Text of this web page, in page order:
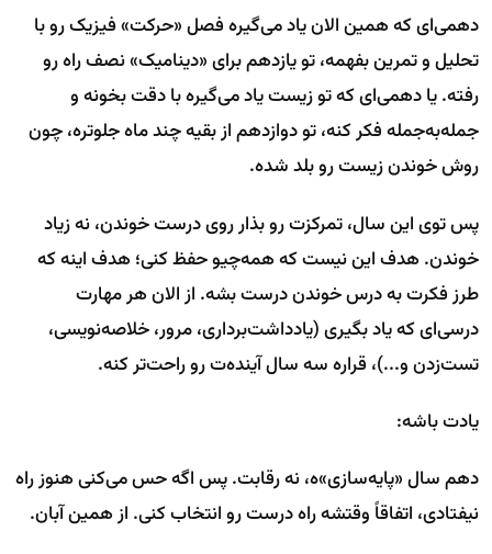
دهمی‌ای که همین الان یاد می‌گیره فصل «حرکت» فیزیک رو با
تحلیل و تمرین بفهمه، تو یازدهم برای «دینامیک» نصف راه رو
رفته. یا دهمی‌ای که تو زیست یاد می‌گیره با دقت بخونه و
جمله‌به‌جمله فکر کنه، تو دوازدهم از بقیه چند ماه جلوتره، چون
روش خوندن زیست رو بلد شده.
پس توی این سال، تمرکزت رو بذار روی درست خوندن، نه زیاد
خوندن. هدف این نیست که همه‌چیو حفظ کنی؛ هدف اینه که
طرز فکرت به درس خوندن درست بشه. از الان هر مهارت
درسی‌ای که یاد بگیری (یادداشت‌برداری، مرور، خلاصه‌نویسی،
تست‌زدن و...)، قراره سه سال آینده‌ت رو راحت‌تر کنه.
یادت باشه:
دهم سال «پایه‌سازی»ه، نه رقابت. پس اگه حس می‌کنی هنوز راه
نیفتادی، اتفاقاً وقتشه راه درست رو انتخاب کنی. از همین آبان.